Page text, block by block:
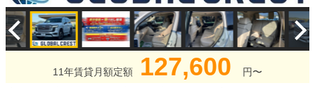
11年賃貸月額定額 127,600 円〜